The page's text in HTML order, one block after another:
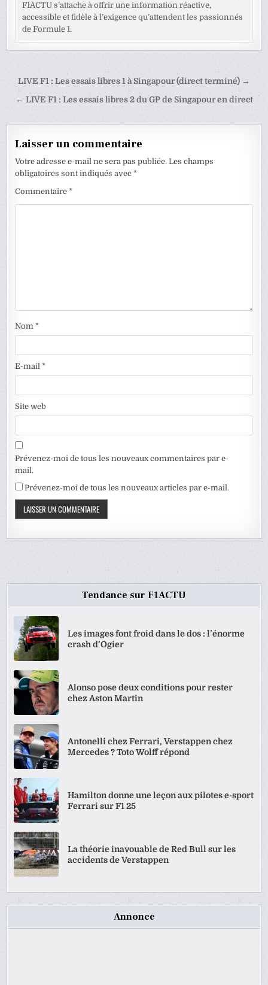
F1ACTU s’attache à offrir une information réactive,
accessible et fidèle à l’exigence qu’attendent les passionnés
de Formule 1.
Navigation
de
LIVE F1 : Les essais libres 1 à Singapour (direct terminé) →
← LIVE F1 : Les essais libres 2 du GP de Singapour en direct
Laisser un commentaire
Votre adresse e-mail ne sera pas publiée. Les champs
obligatoires sont indiqués avec*
Commentaire*
Nom*
E-mail*
Site web
Prévenez-moi de tous les nouveaux commentaires par e-
mail.
Prévenez-moi de tous les nouveaux articles par e-mail.
Tendance sur F1ACTU
Les images font froid dans le dos : l’énorme
crash d’Ogier
Alonso pose deux conditions pour rester
chez Aston Martin
Antonelli chez Ferrari, Verstappen chez
Mercedes ? Toto Wolff répond
Hamilton donne une leçon aux pilotes e-sport
Ferrari sur F1 25
La théorie inavouable de Red Bull sur les
accidents de Verstappen
Annonce